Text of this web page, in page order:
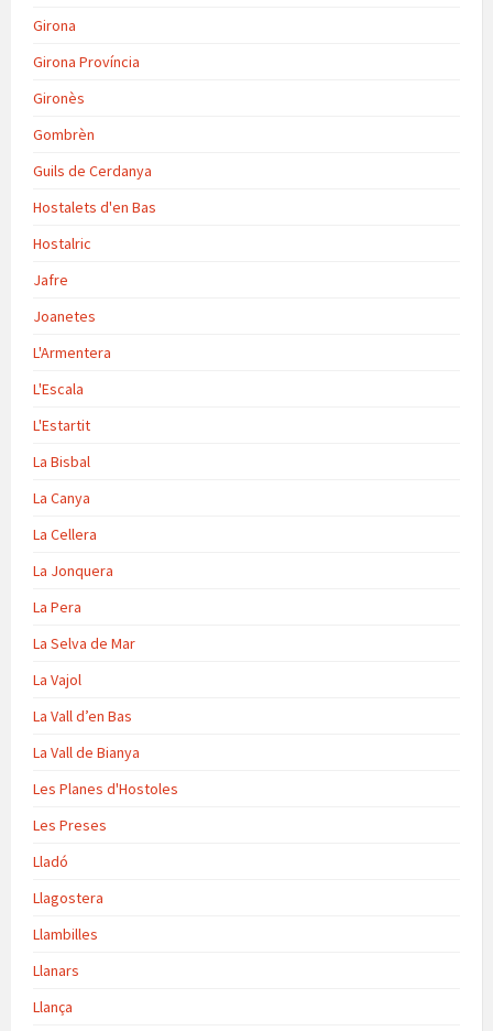
Girona
Girona Província
Gironès
Gombrèn
Guils de Cerdanya
Hostalets d'en Bas
Hostalric
Jafre
Joanetes
L'Armentera
L'Escala
L'Estartit
La Bisbal
La Canya
La Cellera
La Jonquera
La Pera
La Selva de Mar
La Vajol
La Vall d’en Bas
La Vall de Bianya
Les Planes d'Hostoles
Les Preses
Lladó
Llagostera
Llambilles
Llanars
Llança